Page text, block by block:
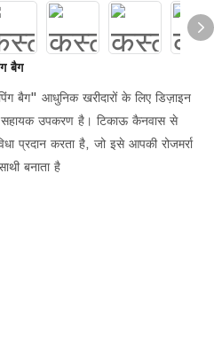
बैग
बैग" आधुनिक खरीदारों के लिए डिज़ाइन
सहायक उपकरण है। टिकाऊ कैनवास से
प्रदान करता है, जो इसे आपकी रोजमर्रा
बनाता है